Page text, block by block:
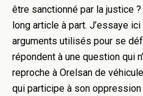
être sanctionné par la justice
long article à part. J’essaye
arguments utilisés pour se
répondent à une question qui
reproche à Orelsan de
qui participe à son